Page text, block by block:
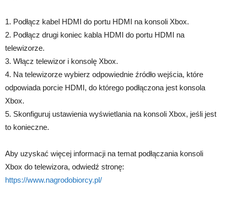
1. Podłącz kabel HDMI do portu HDMI na konsoli Xbox.
2. Podłącz drugi koniec kabla HDMI do portu HDMI na
telewizorze.
3. Włącz telewizor i konsolę Xbox.
4. Na telewizorze wybierz odpowiednie źródło wejścia, które
odpowiada porcie HDMI, do którego podłączona jest konsola
Xbox.
5. Skonfiguruj ustawienia wyświetlania na konsoli Xbox, jeśli jest
to konieczne.
Aby uzyskać więcej informacji na temat podłączania konsoli
Xbox do telewizora, odwiedź stronę:
https://www.nagrodobiorcy.pl/